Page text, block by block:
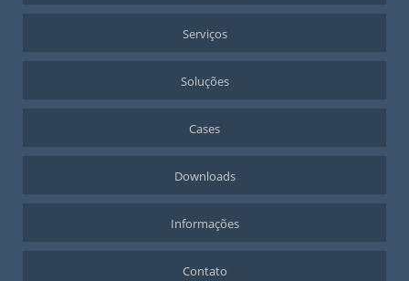
Serviços
Soluções
Cases
Downloads
Informações
Contato